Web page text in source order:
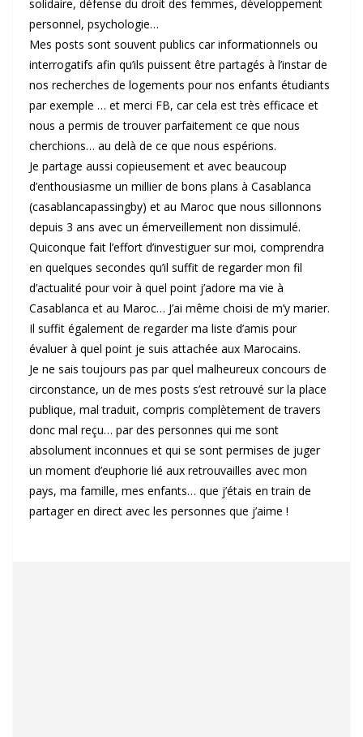
solidaire, défense du droit des femmes, développement
personnel, psychologie…
Mes posts sont souvent publics car informationnels ou
interrogatifs afin qu’ils puissent être partagés à l’instar de
nos recherches de logements pour nos enfants étudiants
par exemple … et merci FB, car cela est très efficace et
nous a permis de trouver parfaitement ce que nous
cherchions… au delà de ce que nous espérions.
Je partage aussi copieusement et avec beaucoup
d’enthousiasme un millier de bons plans à Casablanca
(casablancapassingby) et au Maroc que nous sillonnons
depuis 3 ans avec un émerveillement non dissimulé.
Quiconque fait l’effort d’investiguer sur moi, comprendra
en quelques secondes qu’il suffit de regarder mon fil
d’actualité pour voir à quel point j’adore ma vie à
Casablanca et au Maroc… J’ai même choisi de m’y marier.
Il suffit également de regarder ma liste d’amis pour
évaluer à quel point je suis attachée aux Marocains.
Je ne sais toujours pas par quel malheureux concours de
circonstance, un de mes posts s’est retrouvé sur la place
publique, mal traduit, compris complètement de travers
donc mal reçu… par des personnes qui me sont
absolument inconnues et qui se sont permises de juger
un moment d’euphorie lié aux retrouvailles avec mon
pays, ma famille, mes enfants… que j’étais en train de
partager en direct avec les personnes que j’aime !